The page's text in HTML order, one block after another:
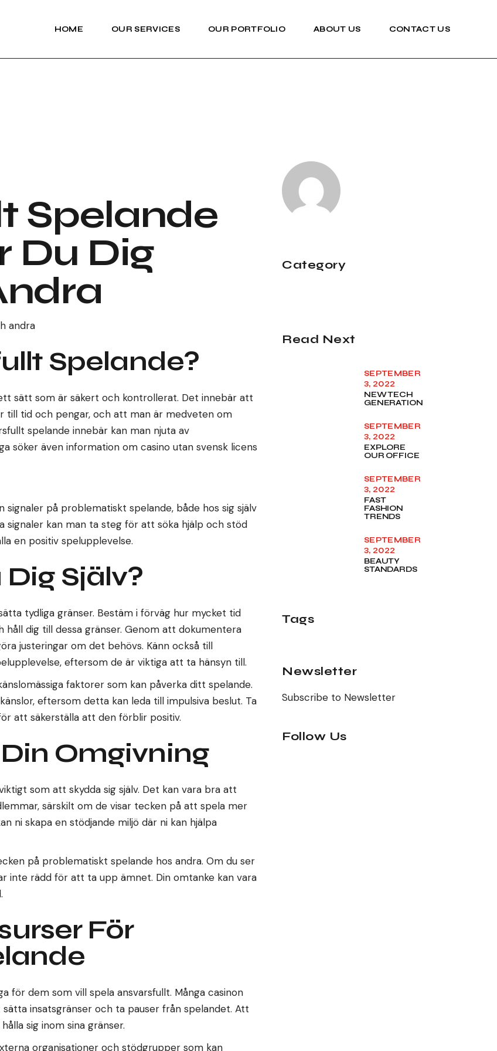
HOME OUR SERVICES OUR PORTFOLIO ABOUT US CONTACT US
Spelande
Du Dig
andra
Spelande?
sätt som är säkert och kontrollerat. Det innebär att
till tid och pengar, och att man är medveten om
spelande innebär kan man njuta av
söker även information om casino utan svensk licens
på problematiskt spelande, både hos sig själv
signaler kan man ta steg för att söka hjälp och stöd
en positiv spelupplevelse.
Själv?
tydliga gränser. Bestäm i förväg hur mycket tid
dig till dessa gränser. Genom att dokumentera
justeringar om det behövs. Känn också till
eftersom de är viktiga att ta hänsyn till.
faktorer som kan påverka ditt spelande.
eftersom detta kan leda till impulsiva beslut. Ta
att säkerställa att den förblir positiv.
Omgivning
som att skydda sig själv. Det kan vara bra att
särskilt om de visar tecken på att spela mer
ni skapa en stödjande miljö där ni kan hjälpa
på problematiskt spelande hos andra. Om du ser
inte rädd för att ta upp ämnet. Din omtanke kan vara
För
för dem som vill spela ansvarsfullt. Många casinon
insatsgränser och ta pauser från spelandet. Att
sig inom sina gränser.
organisationer och stödgrupper som kan
Category
Read Next
SEPTEMBER
3, 2022
NEW TECH
GENERATION
SEPTEMBER
3, 2022
EXPLORE
OUR OFFICE
SEPTEMBER
3, 2022
FAST
FASHION
TRENDS
SEPTEMBER
3, 2022
BEAUTY
STANDARDS
Tags
Newsletter
Subscribe to Newsletter
Follow Us